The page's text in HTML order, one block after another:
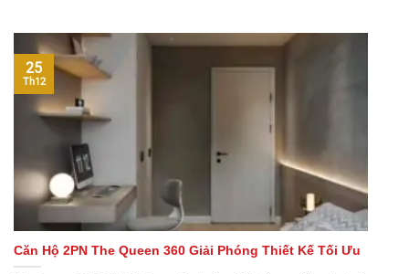
Căn Hộ 2PN The Queen 360 Giải Phóng Thiết Kế Tối Ưu
25
Th12